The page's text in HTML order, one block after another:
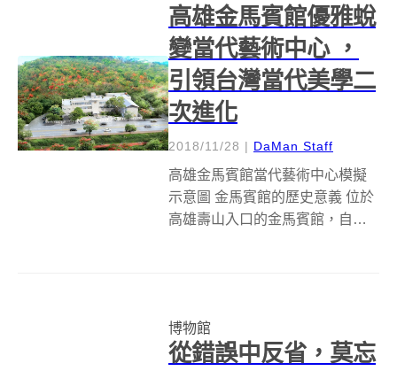
界著名的建築設計...
高雄金馬賓館優雅蛻
變當代藝術中心 ，
引領台灣當代美學二
次進化
2018/11/28 | DaMan Staff
高雄金馬賓館當代藝術中心模擬
示意圖 金馬賓館的歷史意義 位於
高雄壽山入口的金馬賓館，自
金門、馬祖服役前，往返外島...
博物館
從錯誤中反省，莫忘